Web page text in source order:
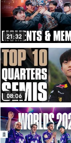
21:32
08:06